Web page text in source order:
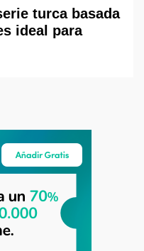
turca basada
ideal para